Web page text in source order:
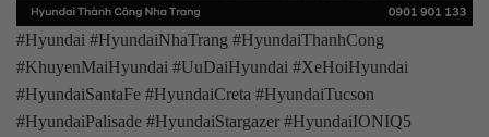
#Hyundai #HyundaiNhaTrang #HyundaiThanhCong
#KhuyenMaiHyundai #UuDaiHyundai #XeHoiHyundai
#HyundaiSantaFe #HyundaiCreta #HyundaiTucson
#HyundaiPalisade #HyundaiStargazer #HyundaiIONIQ5